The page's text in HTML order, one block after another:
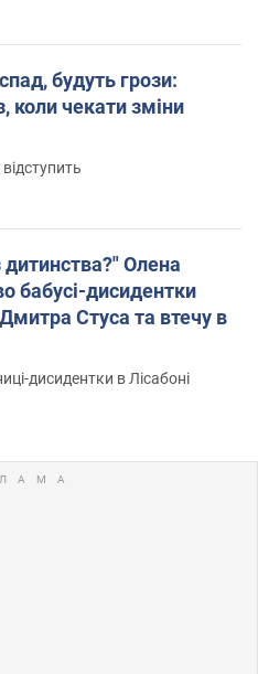
будуть грози:
коли чекати зміни
Олена
бабусі-дисидентки
Стуса та втечу в
дисидентки в Лісабоні